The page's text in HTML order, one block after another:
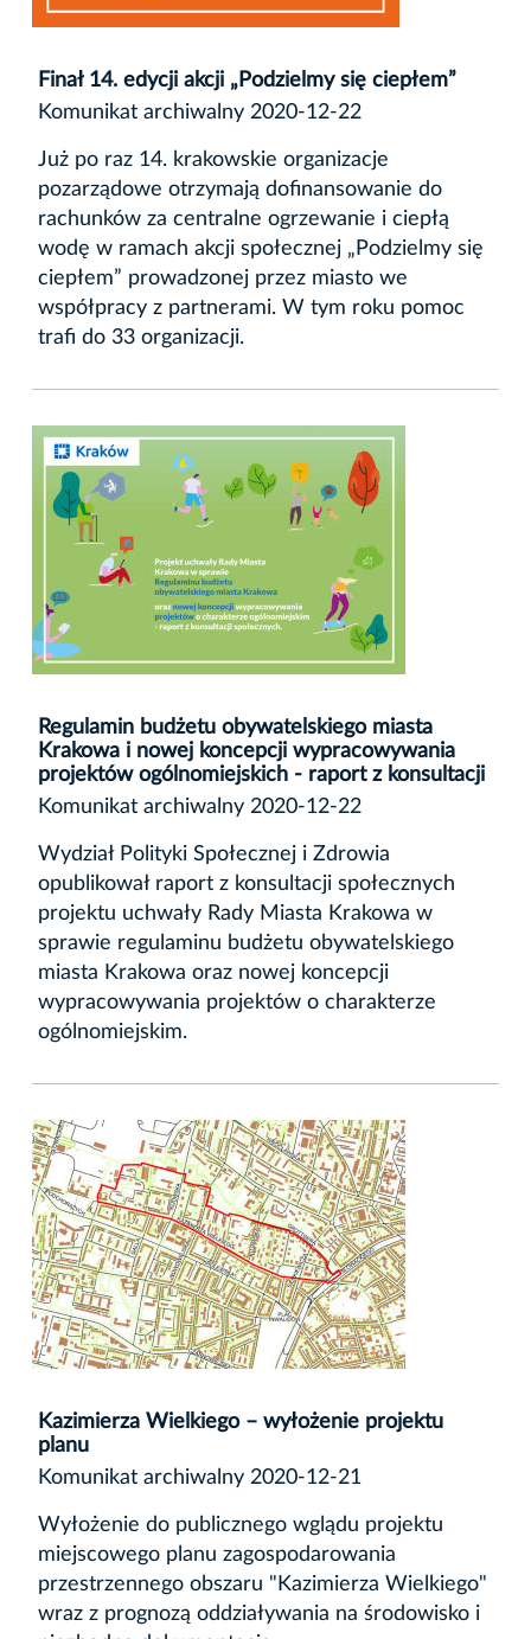
Finał 14. edycji akcji „Podzielmy się ciepłem”
Komunikat archiwalny 2020-12-22
Już po raz 14. krakowskie organizacje
pozarządowe otrzymają dofinansowanie do
rachunków za centralne ogrzewanie i ciepłą
wodę w ramach akcji społecznej „Podzielmy się
ciepłem” prowadzonej przez miasto we
współpracy z partnerami. W tym roku pomoc
trafi do 33 organizacji.
Regulamin budżetu obywatelskiego miasta
Krakowa i nowej koncepcji wypracowywania
projektów ogólnomiejskich - raport z konsultacji
Komunikat archiwalny 2020-12-22
Wydział Polityki Społecznej i Zdrowia
opublikował raport z konsultacji społecznych
projektu uchwały Rady Miasta Krakowa w
sprawie regulaminu budżetu obywatelskiego
miasta Krakowa oraz nowej koncepcji
wypracowywania projektów o charakterze
ogólnomiejskim.
Kazimierza Wielkiego – wyłożenie projektu
planu
Komunikat archiwalny 2020-12-21
Wyłożenie do publicznego wglądu projektu
miejscowego planu zagospodarowania
przestrzennego obszaru "Kazimierza Wielkiego"
wraz z prognozą oddziaływania na środowisko i